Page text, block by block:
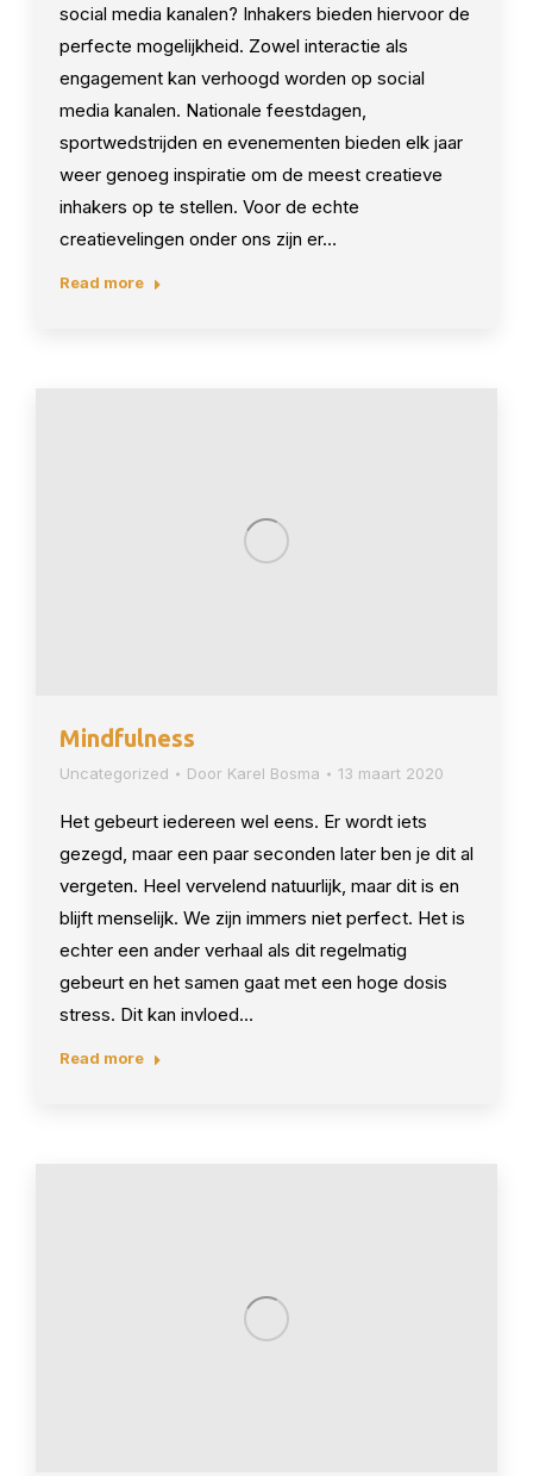
social media kanalen? Inhakers bieden hiervoor de
perfecte mogelijkheid. Zowel interactie als
engagement kan verhoogd worden op social
media kanalen. Nationale feestdagen,
sportwedstrijden en evenementen bieden elk jaar
weer genoeg inspiratie om de meest creatieve
inhakers op te stellen. Voor de echte
creatievelingen onder ons zijn er…
Read more
Mindfulness
Uncategorized Door Karel Bosma 13 maart 2020
Het gebeurt iedereen wel eens. Er wordt iets
gezegd, maar een paar seconden later ben je dit al
vergeten. Heel vervelend natuurlijk, maar dit is en
blijft menselijk. We zijn immers niet perfect. Het is
echter een ander verhaal als dit regelmatig
gebeurt en het samen gaat met een hoge dosis
stress. Dit kan invloed…
Read more